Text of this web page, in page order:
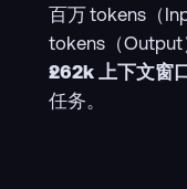
百万 tokens（
tokens（Output
262k 上下文窗
任务。